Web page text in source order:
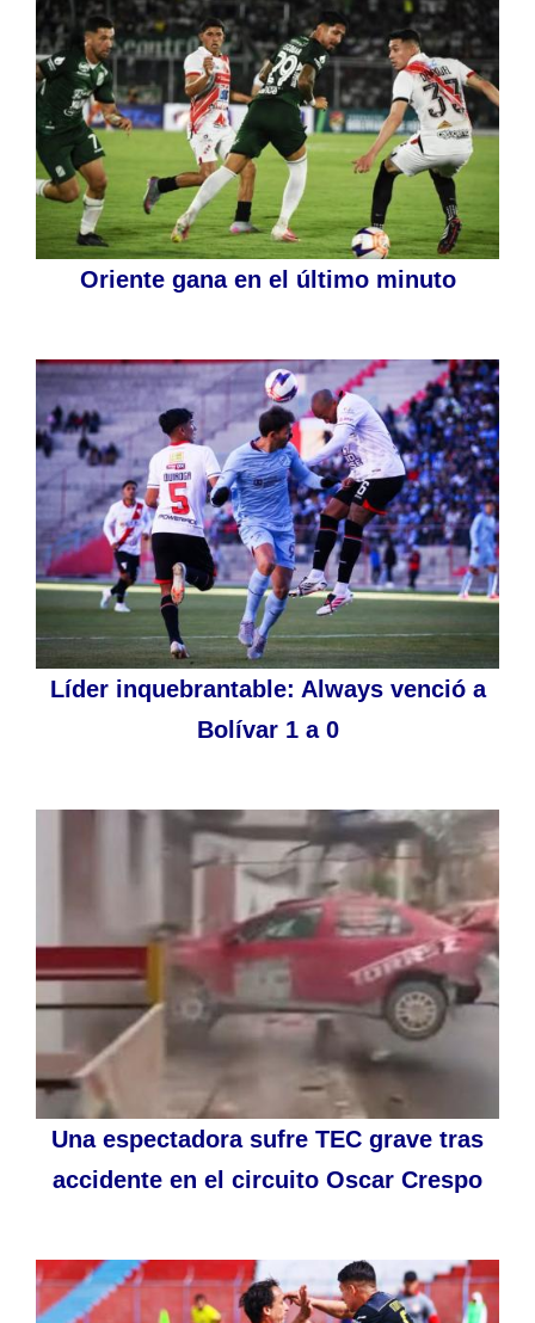
Oriente gana en el último minuto
Líder inquebrantable: Always venció a
Bolívar 1 a 0
Una espectadora sufre TEC grave tras
accidente en el circuito Oscar Crespo